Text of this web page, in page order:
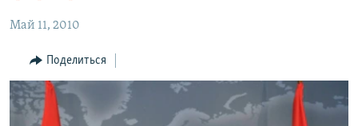
РЕГИОН
НАГОРНЫЙ КАРАБАХ
КУЛЬТУРА
СПОРТ
АРХИВ
Май 11, 2010
Поделиться